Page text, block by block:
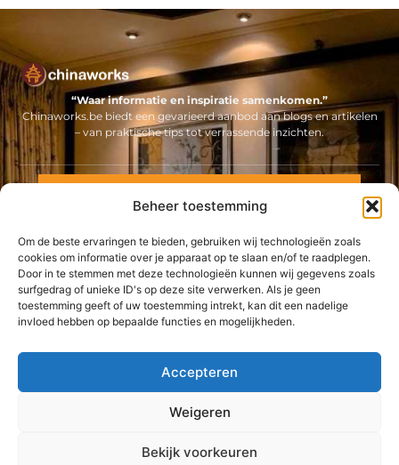
Beheer toestemming
Om de beste ervaringen te bieden, gebruiken wij technologieën zoals
cookies om informatie over je apparaat op te slaan en/of te raadplegen.
Door in te stemmen met deze technologieën kunnen wij gegevens zoals
surfgedrag of unieke ID's op deze site verwerken. Als je geen
toestemming geeft of uw toestemming intrekt, kan dit een nadelige
invloed hebben op bepaalde functies en mogelijkheden.
Accepteren
Weigeren
Bekijk voorkeuren
“Waar informatie en inspiratie samenkomen.”
Chinaworks.be biedt een gevarieerd aanbod aan blogs en artikelen
– van praktische tips tot verrassende inzichten.
De best gelezen stukken op een rij
Een afvalcontainer van het juiste formaat bestellen
De horeca-inrichting voor uw zaak in Vlaanderen
Personal training in Waregem ter voorkoming van blessures
Designmeubelen in Gent: tijdloze elegantie voor elk interieur
Bericht categorie